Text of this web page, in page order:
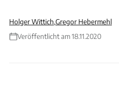
Holger Wittich,Gregor Hebermehl
Veröffentlicht am 18.11.2020